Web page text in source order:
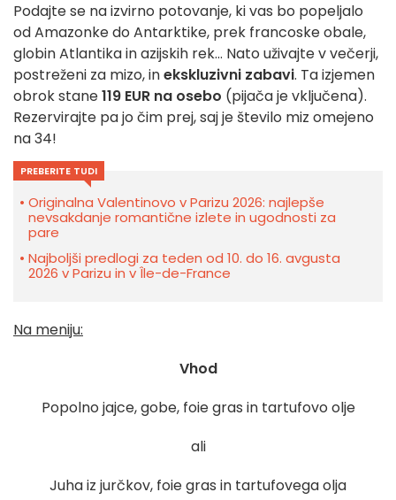
Podajte se na izvirno potovanje, ki vas bo popeljalo
od Amazonke do Antarktike, prek francoske obale,
globin Atlantika in azijskih rek... Nato uživajte v večerji,
postreženi za mizo, inekskluzivni zabavi. Ta izjemen
obrok stane119 EUR na osebo (pijača je vključena).
Rezervirajte pa jo čim prej, saj je število miz omejeno
na 34!
PREBERITE TUDI
Originalna Valentinovo v Parizu 2026: najlepše
nevsakdanje romantične izlete in ugodnosti za
pare
Najboljši predlogi za teden od 10. do 16. avgusta
2026 v Parizu in v Île-de-France
Na meniju:
Vhod
Popolno jajce, gobe, foie gras in tartufovo olje
ali
Juha iz jurčkov, foie gras in tartufovega olja